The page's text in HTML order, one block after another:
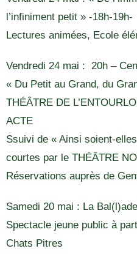
l’infiniment petit » -18h-19h-
Lectures animées, Ecole
Vendredi 24 mai : 20h –
« Du Petit au Grand, du
THÉÂTRE DE
ACTE
Ssuivi de « Ainsi soient-
courtes par le THÉÂTRE
Réservations auprès de
Samedi 20 mai : La
Spectacle jeune public à
Chats Pitres